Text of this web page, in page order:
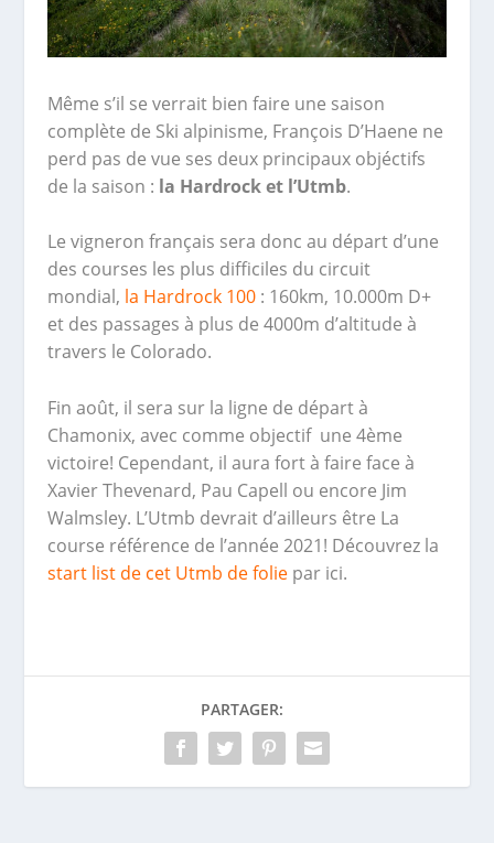
Même s’il se verrait bien faire une saison
complète de Ski alpinisme, François D’Haene ne
perd pas de vue ses deux principaux objéctifs
de la saison : la Hardrock et l’Utmb.
Le vigneron français sera donc au départ d’une
des courses les plus difficiles du circuit
mondial, la Hardrock 100: 160km, 10.000m D+
et des passages à plus de 4000m d’altitude à
travers le Colorado.
Fin août, il sera sur la ligne de départ à
Chamonix, avec comme objectif une 4ème
victoire! Cependant, il aura fort à faire face à
Xavier Thevenard, Pau Capell ou encore Jim
Walmsley. L’Utmb devrait d’ailleurs être La
course référence de l’année 2021! Découvrez la
start list de cet Utmb de foliepar ici.
PARTAGER: